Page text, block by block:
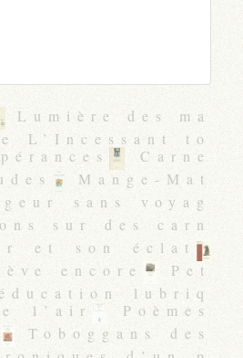
Lumière des ma
L’Incessant to
Carne
Mange-Mat
sans voyag
sur des carn
et son éclat
encore
Pet
lubriq
l’air
Poèmes
Toboggans des